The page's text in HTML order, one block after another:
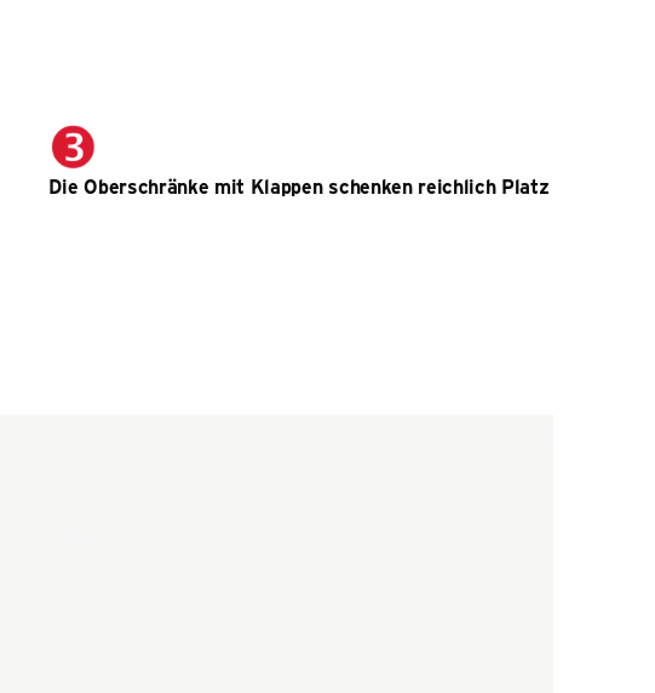
Die Oberschränke mit Klappen schenken reichlich Platz